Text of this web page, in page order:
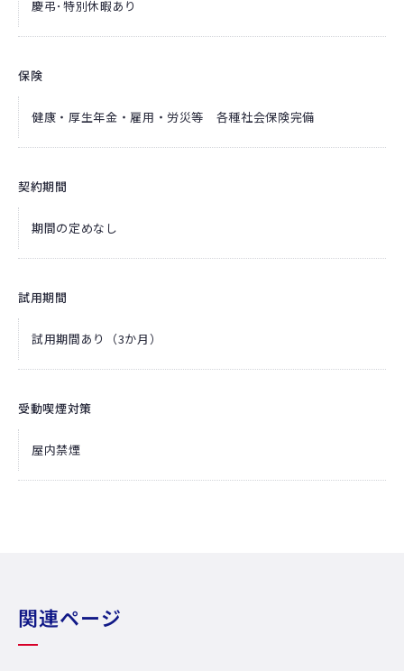
慶弔･特別休暇あり
保険
健康・厚生年金・雇用・労災等 各種社会保険完備
契約期間
期間の定めなし
試用期間
試用期間あり（3か月）
受動喫煙対策
屋内禁煙
関連ページ